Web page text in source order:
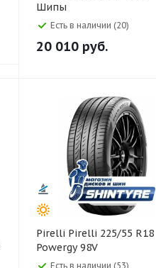
Шипы
Есть в наличии (20)
20 010 руб.
Pirelli Pirelli 225/55 R18
Powergy 98V
Есть в наличии (53)